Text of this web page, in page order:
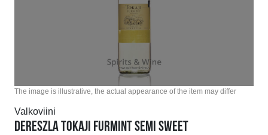
The image is illustrative, the actual appearance of the item may differ
Valkoviini
DERESZLA TOKAJI FURMINT SEMI SWEET